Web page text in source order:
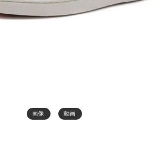
画像 動画